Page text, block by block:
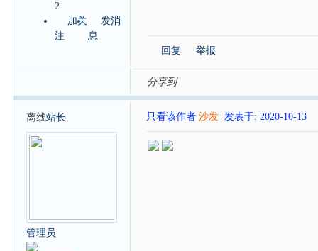
2
加关
注
发消
息
回复 举报
分享到
离线站长
管理员
只看该作者 沙发 发表于: 2020-10-13